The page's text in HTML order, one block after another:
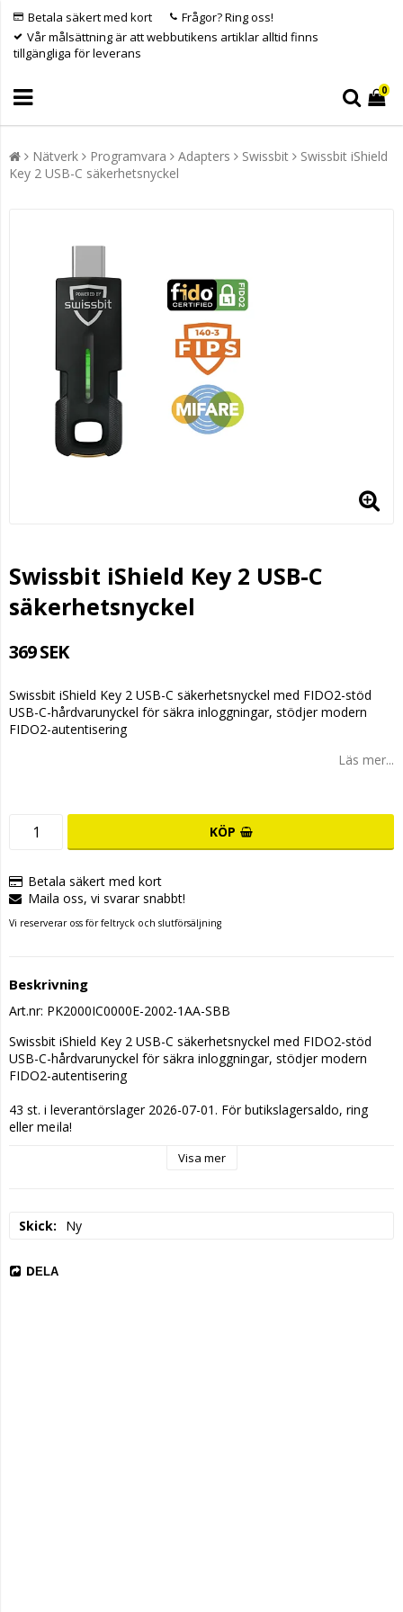
Betala säkert med kort
Frågor? Ring oss!
Vår målsättning är att webbutikens artiklar alltid finns
tillgängliga för leverans
0
Nätverk Programvara Adapters Swissbit
Swissbit iShield
Key 2 USB-C säkerhetsnyckel
Swissbit iShield Key 2 USB-C
säkerhetsnyckel
369 SEK
Swissbit iShield Key 2 USB-C säkerhetsnyckel med FIDO2-stöd
USB-C-hårdvarunyckel för säkra inloggningar, stödjer modern
FIDO2-autentisering
Läs mer...
KÖP
Betala säkert med kort
Maila oss, vi svarar snabbt!
Vi reserverar oss för feltryck och slutförsäljning
Beskrivning
Art.nr: PK2000IC0000E-2002-1AA-SBB
Swissbit iShield Key 2 USB-C säkerhetsnyckel med FIDO2-stöd
USB-C-hårdvarunyckel för säkra inloggningar, stödjer modern
FIDO2-autentisering
43 st. i leverantörslager 2026-07-01. För butikslagersaldo, ring
eller mejla!
Visa mer
Skick Ny
DELA